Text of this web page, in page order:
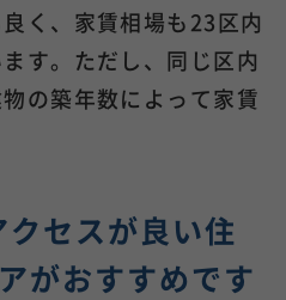
く、家賃相場も23区内
す。ただし、同じ区内
の築年数によって家賃
セスが良い住
がおすすめです